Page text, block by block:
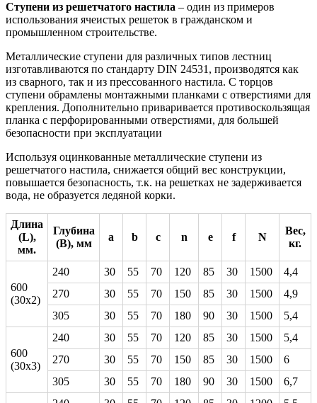
Ступени из решетчатого настила – один из примеров
использования ячеистых решеток в гражданском и
промышленном строительстве.
Металлические ступени для различных типов лестниц
изготавливаются по стандарту DIN 24531, производятся как
из сварного, так и из прессованного настила. С торцов
ступени обрамлены монтажными планками с отверстиями для
крепления. Дополнительно приваривается противоскользящая
планка с перфорированными отверстиями, для большей
безопасности при эксплуатации
Используя оцинкованные металлические ступени из
решетчатого настила, снижается общий вес конструкции,
повышается безопасность, т.к. на решетках не задерживается
вода, не образуется ледяной корки.
Длина
(L),
мм.
Глубина
(В), мм
a b c n e f N
Вес,
кг.
600
(30х2)
240 30 55 70 120 85 30 1500
4,4
270
30 55 70 150 85 30 1500
4,9
305
30 55 70 180 90 30 1500 5,4
600
(30х3)
240 30 55 70 120 85 30 1500
5,4
270
30 55 70 150 85 30 1500
6
305
30 55 70 180 90 30 1500 6,7